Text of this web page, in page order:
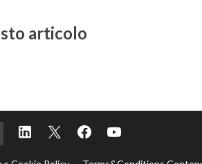
articolo